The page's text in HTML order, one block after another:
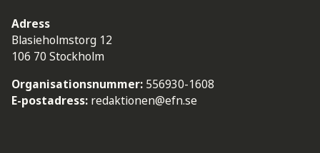
Adress
Blasieholmstorg 12
106 70 Stockholm
Organisationsnummer: 556930-1608
E-postadress: redaktionen@efn.se